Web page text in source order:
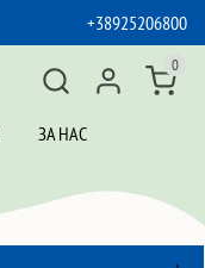
+38925206800
ЗА НАС
0